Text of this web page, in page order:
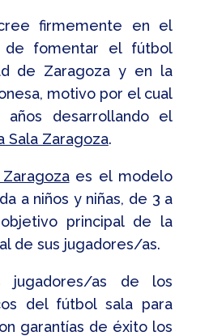
firmemente en el
de fomentar el fútbol
de Zaragoza y en la
motivo por el cual
desarrollando el
Sala Zaragoza.
es el modelo
a niños y niñas, de 3 a
principal de la
de sus jugadores/as.
jugadores/as de los
del fútbol sala para
garantías de éxito los